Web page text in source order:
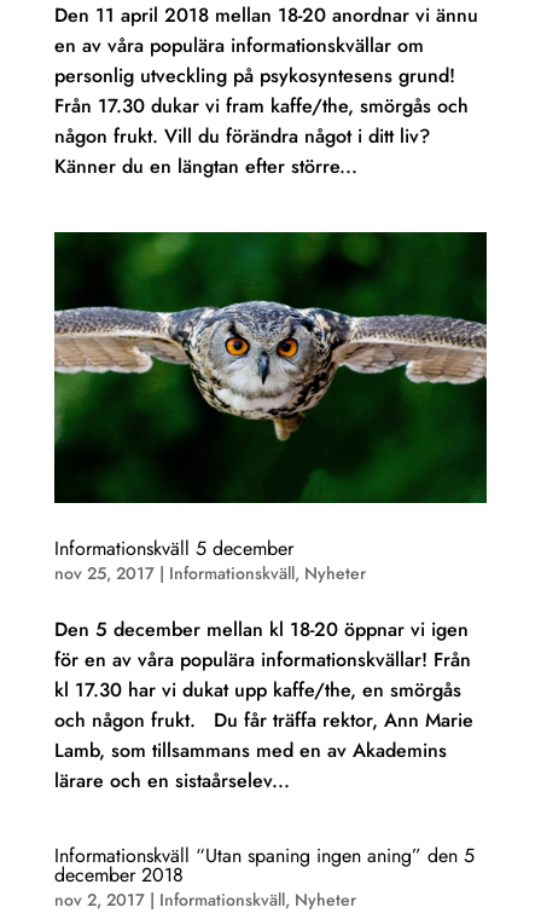
Den 11 april 2018 mellan 18-20 anordnar vi ännu
en av våra populära informationskvällar om
personlig utveckling på psykosyntesens grund!
Från 17.30 dukar vi fram kaffe/the, smörgås och
någon frukt. Vill du förändra något i ditt liv?
Känner du en längtan efter större...
Informationskväll 5 december
nov 25, 2017| Informationskväll, Nyheter
Den 5 december mellan kl 18-20 öppnar vi igen
för en av våra populära informationskvällar! Från
kl 17.30 har vi dukat upp kaffe/the, en smörgås
och någon frukt. Du får träffa rektor, Ann Marie
Lamb, som tillsammans med en av Akademins
lärare och en sistaårselev...
Informationskväll “Utan spaning ingen aning” den 5
december 2018
nov 2, 2017| Informationskväll, Nyheter